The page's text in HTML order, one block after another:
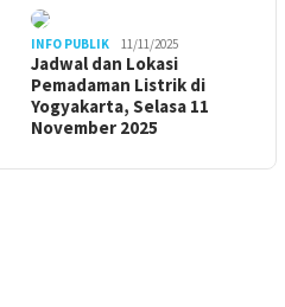
INFO PUBLIK 11/11/2025
Jadwal dan Lokasi
Pemadaman Listrik di
Yogyakarta, Selasa 11
November 2025